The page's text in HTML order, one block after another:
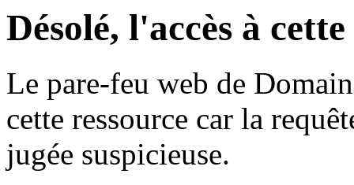
Désolé, l'accès à
Le pare-feu web de
cette ressource car la
jugée suspicieuse.